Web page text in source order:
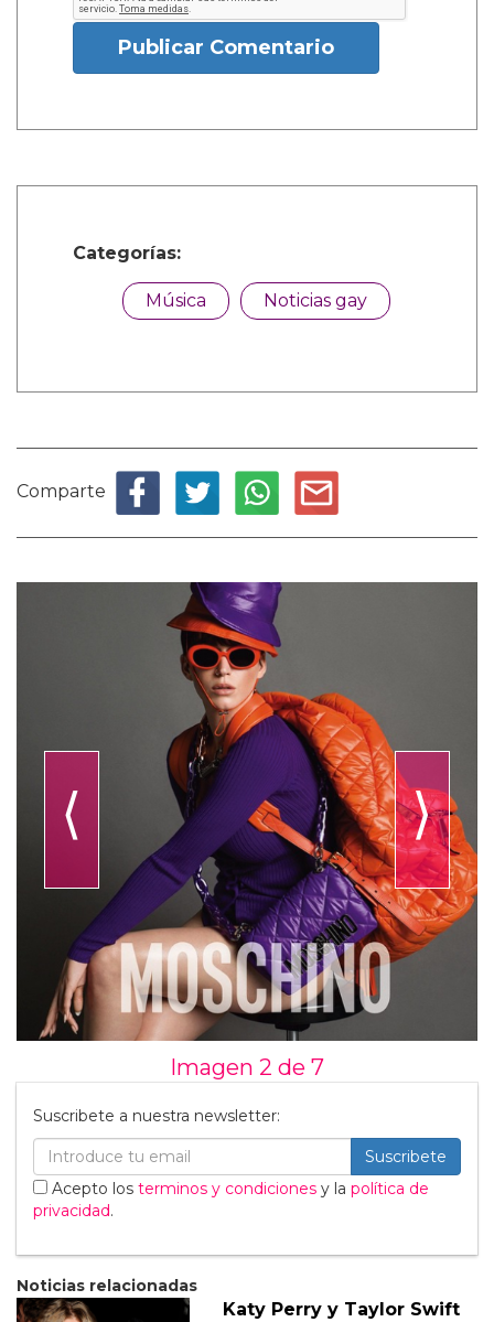
Publicar Comentario
Categorías:
Música Noticias gay
Comparte
⟨ ⟩
Imagen 2 de 7
Suscribete a nuestra newsletter:
Suscribete
Acepto los terminos y condiciones y la política de
privacidad.
Noticias relacionadas
Katy Perry y Taylor Swift